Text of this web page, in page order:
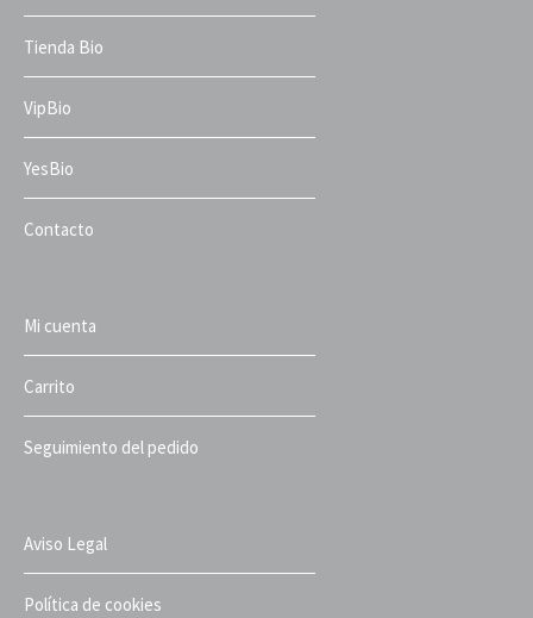
Tienda Bio
VipBio
YesBio
Contacto
Mi cuenta
Carrito
Seguimiento del pedido
Aviso Legal
Política de cookies